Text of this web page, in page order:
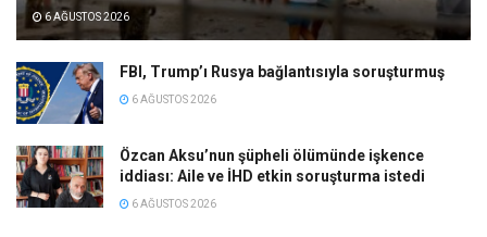
6 AĞUSTOS 2026
FBI, Trump’ı Rusya bağlantısıyla soruşturmuş
6 AĞUSTOS 2026
Özcan Aksu’nun şüpheli ölümünde işkence
iddiası: Aile ve İHD etkin soruşturma istedi
6 AĞUSTOS 2026